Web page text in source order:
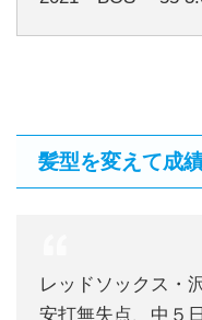
髪型を変えて成
レッドソックス・
安打無失点、中５